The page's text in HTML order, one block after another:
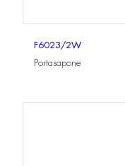
F6023/2W
Portasapone